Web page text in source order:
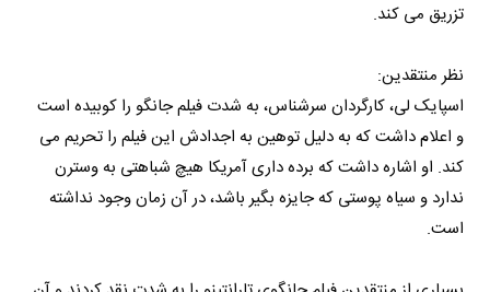
تزریق می کند.
نظر منتقدین:
اسپایک لی، کارگردان سرشناس، به شدت فیلم جانگو را کوبیده است
و اعلام داشت که به دلیل توهین به اجدادش این فیلم را تحریم می
کند. او اشاره داشت که برده داری آمریکا هیچ شباهتی به وسترن
ندارد و سیاه پوستی که جایزه بگیر باشد، در آن زمان وجود نداشته
است.